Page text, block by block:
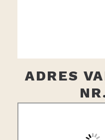
ADRES